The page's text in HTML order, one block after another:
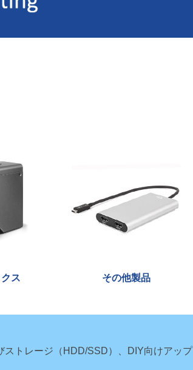
ス その他製品
ストレージ（HDD/SSD）、DIY向けアップ